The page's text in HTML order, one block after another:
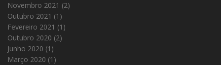
Novembro 2021 (2)
Outubro 2021 (1)
Fevereiro 2021 (1)
Outubro 2020 (2)
Junho 2020 (1)
Março 2020 (1)